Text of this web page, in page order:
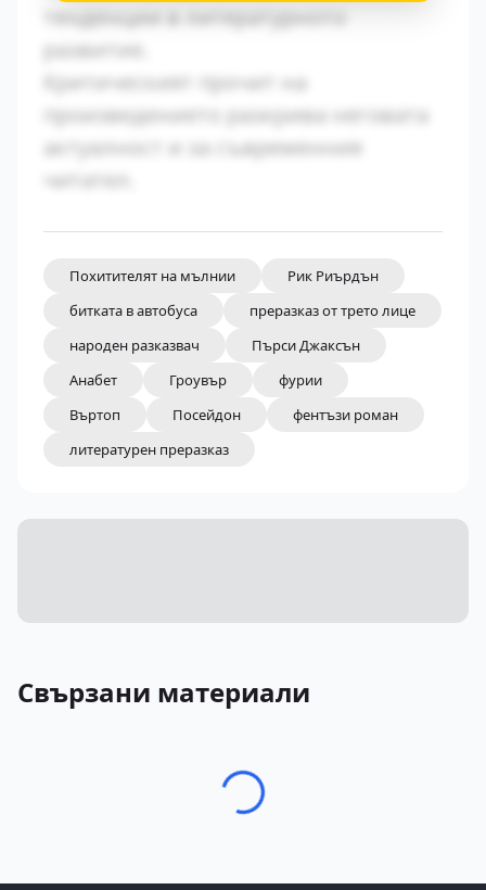
развитие.
Критическият прочит на
произведението разкрива неговата
актуалност и за съвременния
читател.
Похитителят на мълнии
Рик Риърдън
битката в автобуса
преразказ от трето лице
народен разказвач
Пърси Джаксън
Анабет
Гроувър
фурии
Въртоп
Посейдон
фентъзи роман
литературен преразказ
Свързани материали